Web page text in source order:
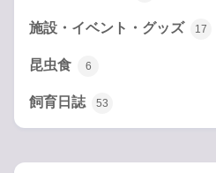
施設・イベント・グッズ 17
昆虫食 6
飼育日誌 53